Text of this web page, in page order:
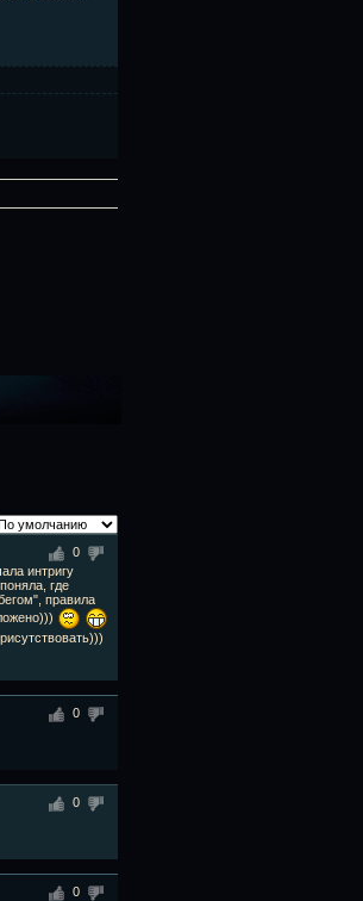
0
интригу
где
правила
0
0
0